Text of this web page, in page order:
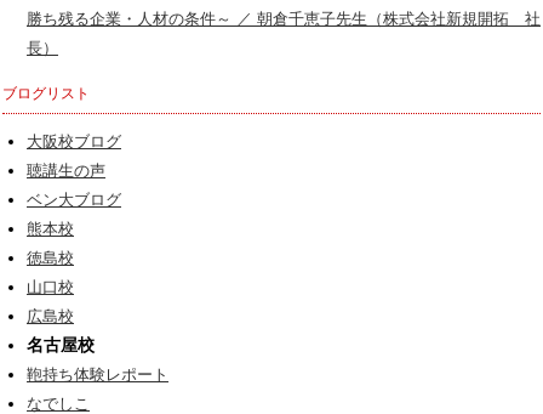
勝ち残る企業・人材の条件～ ／ 朝倉千恵子先生（株式会社新規開拓 社
長）
ブログリスト
大阪校ブログ
聴講生の声
ベン大ブログ
熊本校
徳島校
山口校
広島校
名古屋校
鞄持ち体験レポート
なでしこ